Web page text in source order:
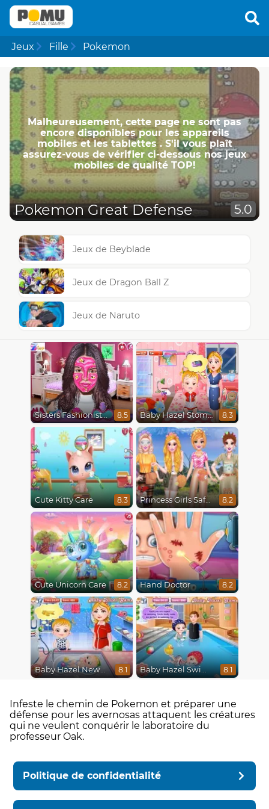
Jeux Fille Pokemon
Malheureusement, cette page ne ​​sont pas
encore disponibles pour les appareils
mobiles et les tablettes . S'il vous plaît
assurez-vous de vérifier ci-dessous nos jeux
mobiles de qualité TOP!
Pokemon Great Defense 5.0
Jeux de Beyblade
Jeux de Dragon Ball Z
Jeux de Naruto
Sisters Fashionista Makeup 8.5 Baby Hazel Stomach Care 8.3
Cute Kitty Care 8.3 Princess Girls Safari Trip 8.2
Cute Unicorn Care 8.2 Hand Doctor 8.2
Baby Hazel Newborn Vaccination 8.1 Baby Hazel Swimming 8.1
Infeste le chemin de Pokemon et préparer une
défense pour les avernosas attaquent les créatures
qui ne veulent conquérir le laboratoire du
professeur Oak.
Politique de confidentialité